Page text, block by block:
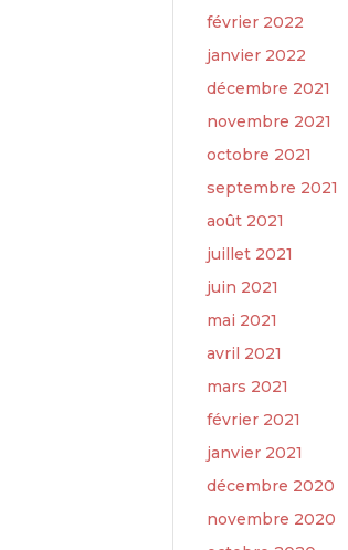
février 2022
janvier 2022
décembre 2021
novembre 2021
octobre 2021
septembre 2021
août 2021
juillet 2021
juin 2021
mai 2021
avril 2021
mars 2021
février 2021
janvier 2021
décembre 2020
novembre 2020